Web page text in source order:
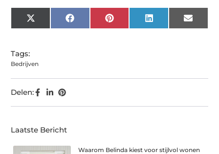
X
(Twitter)
FacebookPinterest LinkedIn Email
Tags:
Bedrijven
Delen:
Laatste Bericht
Waarom Belinda kiest voor stijlvol wonen